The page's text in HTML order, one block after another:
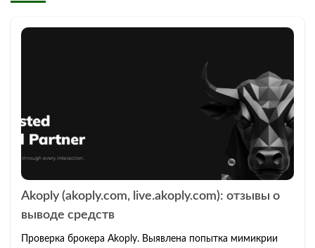
Akoply (akoply.com, live.akoply.com): отзывы о
выводе средств
Проверка брокера Akoply. Выявлена попытка мимикрии